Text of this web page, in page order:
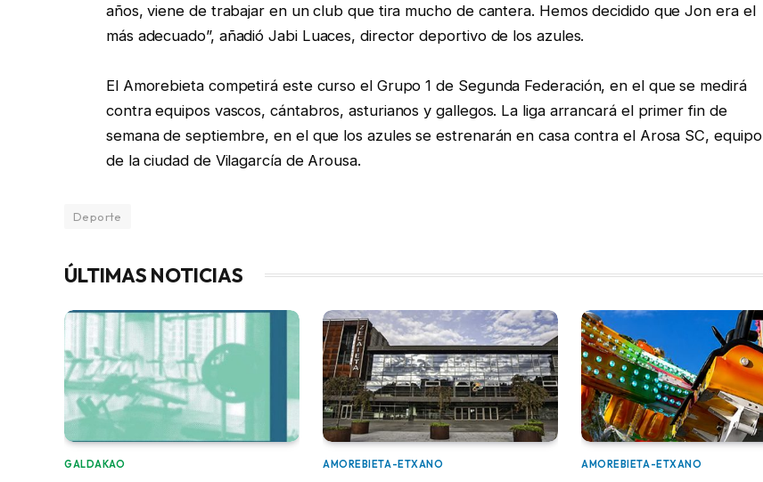
años, viene de trabajar en un club que tira mucho de cantera. Hemos decidido que Jon era el
más adecuado”, añadió Jabi Luaces, director deportivo de los azules.
El Amorebieta competirá este curso el Grupo 1 de Segunda Federación, en el que se medirá
contra equipos vascos, cántabros, asturianos y gallegos. La liga arrancará el primer fin de
semana de septiembre, en el que los azules se estrenarán en casa contra el Arosa SC, equipo
de la ciudad de Vilagarcía de Arousa.
Deporte
ÚLTIMAS NOTICIAS
GALDAKAO AMOREBIETA-ETXANO AMOREBIETA-ETXANO